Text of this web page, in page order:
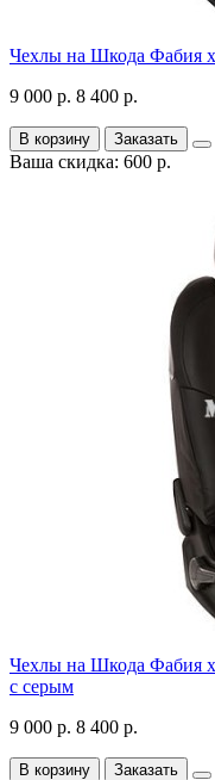
Чехлы на Шкода Фабия
9 000 р. 8 400 р.
В корзину Заказать
Ваша скидка: 600 р.
Чехлы на Шкода Фабия
с серым
9 000 р. 8 400 р.
В корзину Заказать